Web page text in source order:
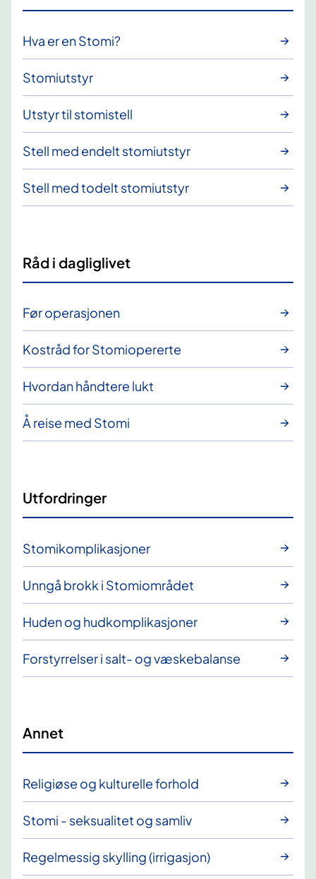
Hva er en Stomi?
Stomiutstyr
Utstyr til stomistell
Stell med endelt stomiutstyr
Stell med todelt stomiutstyr
Råd i dagliglivet
Før operasjonen
Kostråd for Stomiopererte
Hvordan håndtere lukt
Å reise med Stomi
Utfordringer
Stomikomplikasjoner
Unngå brokk i Stomiområdet
Huden og hudkomplikasjoner
Forstyrrelser i salt- og væskebalanse
Annet
Religiøse og kulturelle forhold
Stomi - seksualitet og samliv
Regelmessig skylling (irrigasjon)